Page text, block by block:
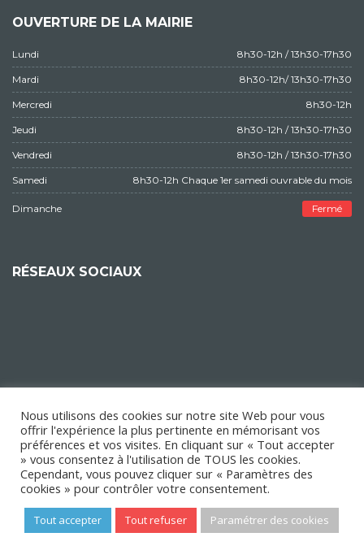
OUVERTURE DE LA MAIRIE
Lundi 8h30-12h / 13h30-17h30
Mardi 8h30-12h/ 13h30-17h30
Mercredi 8h30-12h
Jeudi 8h30-12h / 13h30-17h30
Vendredi 8h30-12h / 13h30-17h30
Samedi 8h30-12h Chaque 1er samedi ouvrable du mois
Dimanche Fermé
RÉSEAUX SOCIAUX
Copyright © 2018 Mairie d'Épinay-sur-Orge
Nous utilisons des cookies sur notre site Web pour vous
offrir l'expérience la plus pertinente en mémorisant vos
préférences et vos visites. En cliquant sur « Tout accepter
» vous consentez à l'utilisation de TOUS les cookies.
Cependant, vous pouvez cliquer sur « Paramètres des
cookies » pour contrôler votre consentement.
Tout accepter Tout refuser Paramétrer des cookies